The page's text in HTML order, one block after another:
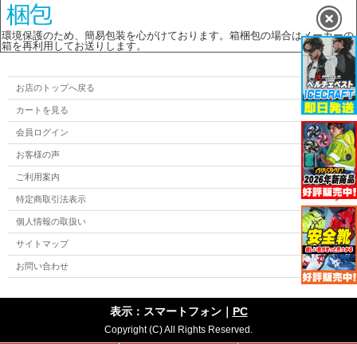
環境保護のため、簡易包装を心がけております。箱梱包の場合はメーカーの
箱を再利用してお送りします。
お店のトップへ戻る
カートを見る
会員ログイン
お客様の声
ご利用案内
特定商取引法表示
個人情報の取扱い
サイトマップ
お問い合わせ
表示：スマートフォン｜ PC
Copyright (C) All Rights Reserved.